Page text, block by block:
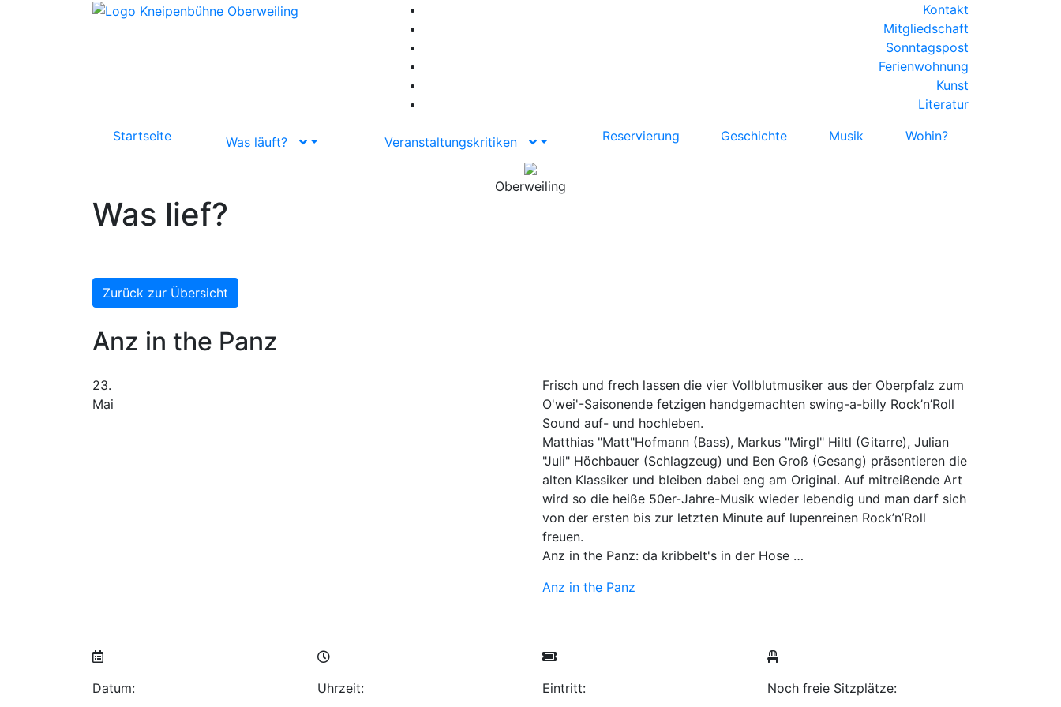
Kontakt
Mitgliedschaft
Sonntagspost
Ferienwohnung
Kunst
Literatur
Startseite
Was läuft? Veranstaltungskritiken Reservierung Geschichte Musik Wohin?
Oberweiling
Was lief?
Zurück zur Übersicht
Anz in the Panz
23.
Mai
Frisch und frech lassen die vier Vollblutmusiker aus der Oberpfalz zum
O'wei'-Saisonende fetzigen handgemachten swing-a-billy Rock’n’Roll
Sound auf- und hochleben.
Matthias "Matt"Hofmann (Bass), Markus "Mirgl" Hiltl (Gitarre), Julian
"Juli" Höchbauer (Schlagzeug) und Ben Groß (Gesang) präsentieren die
alten Klassiker und bleiben dabei eng am Original. Auf mitreißende Art
wird so die heiße 50er-Jahre-Musik wieder lebendig und man darf sich
von der ersten bis zur letzten Minute auf lupenreinen Rock’n’Roll
freuen.
Anz in the Panz: da kribbelt's in der Hose …
Anz in the Panz
Datum: Uhrzeit: Eintritt: Noch freie Sitzplätze: